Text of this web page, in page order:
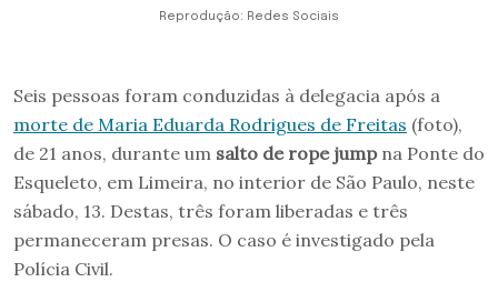
Reprodução: Redes Sociais
Seis pessoas foram conduzidas à delegacia após a
morte de Maria Eduarda Rodrigues de Freitas (foto),
de 21 anos, durante um salto de rope jumpna Ponte do
Esqueleto, em Limeira, no interior de São Paulo, neste
sábado, 13. Destas, três foram liberadas e três
permaneceram presas. O caso é investigado pela
Polícia Civil.